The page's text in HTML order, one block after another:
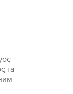
та